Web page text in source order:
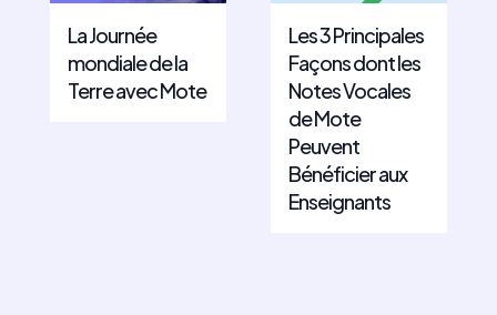
La Journée
mondiale de la
Terre avec Mote
Les 3 Principales
Façons dont les
Notes Vocales
de Mote
Peuvent
Bénéficier aux
Enseignants